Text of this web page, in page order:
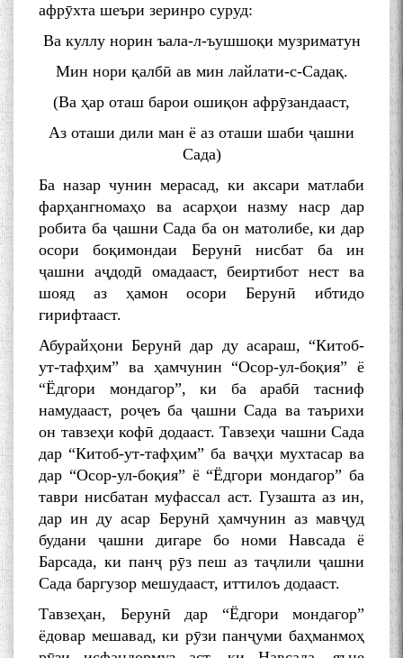
афрӯхта шеъри зеринро суруд:
Ва куллу норин ъала-л-ъушшоқи музриматун
Мин нори қалбӣ ав мин лайлати-с-Садақ.
(Ва ҳар оташ барои ошиқон афрӯзандааст,
Аз оташи дили ман ё аз оташи шаби ҷашни
Сада)
Ба назар чунин мерасад, ки аксари матлаби
фарҳангномаҳо ва асарҳои назму наср дар
робита ба ҷашни Сада ба он матолибе, ки дар
осори боқимондаи Берунӣ нисбат ба ин
ҷашни аҷдодӣ омадааст, беиртибот нест ва
шояд аз ҳамон осори Берунӣ ибтидо
гирифтааст.
Абурайҳони Берунӣ дар ду асараш, “Китоб-
ут-тафҳим” ва ҳамчунин “Осор-ул-боқия” ё
“Ёдгори мондагор”, ки ба арабӣ тасниф
намудааст, роҷеъ ба ҷашни Сада ва таърихи
он тавзеҳи кофӣ додааст. Тавзеҳи чашни Сада
дар “Китоб-ут-тафҳим” ба ваҷҳи мухтасар ва
дар “Осор-ул-боқия” ё “Ёдгори мондагор” ба
таври нисбатан муфассал аст. Гузашта аз ин,
дар ин ду асар Берунӣ ҳамчунин аз мавҷуд
будани ҷашни дигаре бо номи Навсада ё
Барсада, ки панҷ рӯз пеш аз таҷлили ҷашни
Сада баргузор мешудааст, иттилоъ додааст.
Тавзеҳан, Берунӣ дар “Ёдгори мондагор”
ёдовар мешавад, ки рӯзи панҷуми баҳманмоҳ